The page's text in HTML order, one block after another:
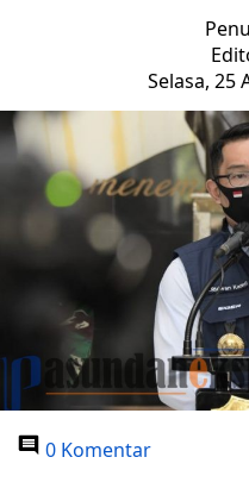
Selasa, 25
0 Komentar